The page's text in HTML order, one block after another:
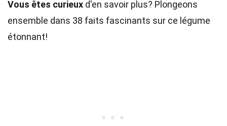
Vous êtes curieux d'en savoir plus? Plongeons
ensemble dans 38 faits fascinants sur ce légume
étonnant!